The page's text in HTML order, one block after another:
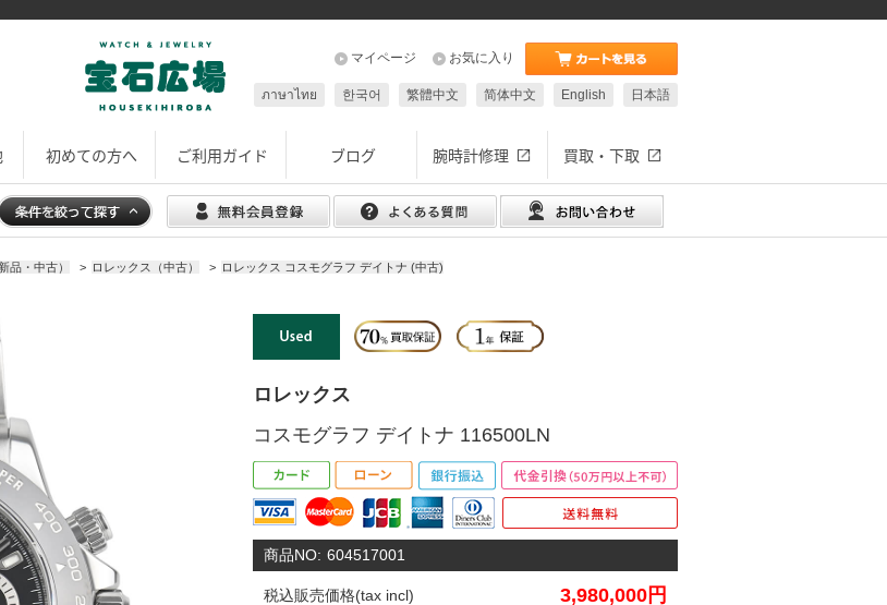
お気に入り
マイページ
日本語
English
简体中文
繁體中文
한국어
ภาษาไทย
初めての方へ ご利用ガイド ブログ 腕時計修理 買取・下取
品・中古） > ロレックス（中古） >
ロレックス コスモグラフ デイトナ (中古)
ロレックス
コスモグラフ デイトナ 116500LN
商品NO: 604517001
税込販売価格(tax incl) 3,980,000円